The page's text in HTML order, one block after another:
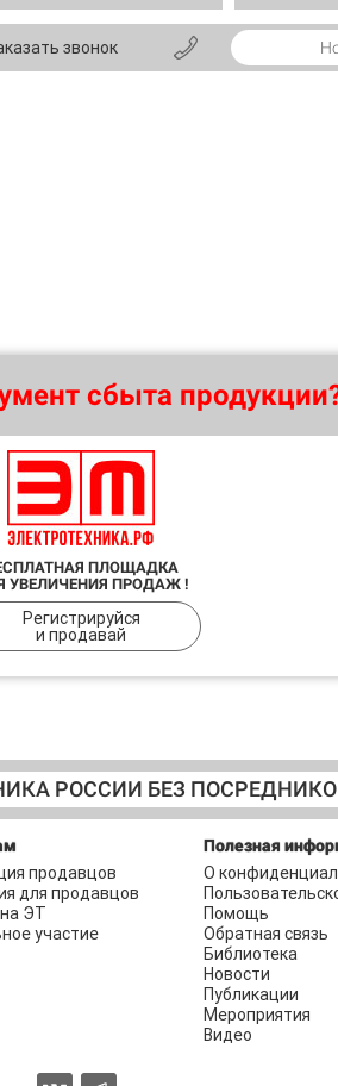
звонок
сбыта
ПЛОЩАДКА
УВЕЛИЧЕНИЯ ПРОДАЖ !
Регистрируйся
и продавай
РОССИИ БЕЗ
продавцов
для продавцов
ЭТ
участие
Полезная
О
Помощь
Обратная связь
Библиотека
Новости
Публикации
Мероприятия
Видео